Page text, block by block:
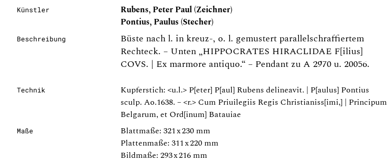
Künstler
Rubens, Peter Paul (Zeichner)
Pontius, Paulus (Stecher)
Beschreibung
Büste nach l. in kreuz-, o. l. gemustert parallelschraffiertem
Rechteck. – Unten „HIPPOCRATES HIRACLIDAE F[ilius]
COVS. | Ex marmore antiquo.“ – Pendant zu A 2970 u. 20056.
Technik
Kupferstich: <u.l.> P[eter] P[aul] Rubens delineavit. | P[aulus] Pontius
sculp. Ao.1638. – <r.> Cum Priuilegiis Regis Christianiss[imi,] | Principum
Belgarum, et Ord[inum] Batauiae
Maße
Blattmaße: 321 x 230 mm
Plattenmaße: 311 x 220 mm
Bildmaße: 293 x 216 mm